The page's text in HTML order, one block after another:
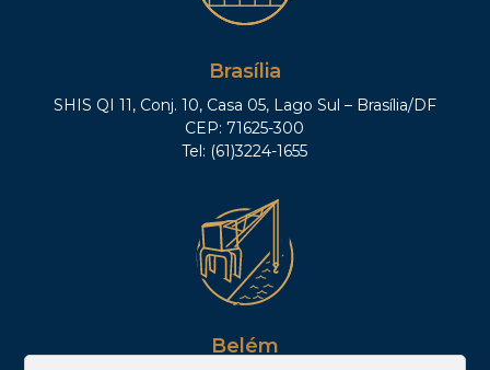
Brasília
SHIS QI 11, Conj. 10, Casa 05, Lago Sul – Brasília/DF
CEP: 71625-300
Tel: (61)3224-1655
Belém